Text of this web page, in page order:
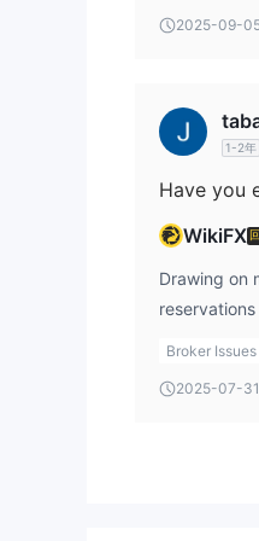
R$ 19.90 –
然而，對於付
交易者可以在
importantly,
providing
such as
stock
debentures,
funds,
—which is
global forex or crypto assets.
2025-09-
1-2年
WikiFX
Drawing on
and
of risk that
Broker Issues
2025-07-31